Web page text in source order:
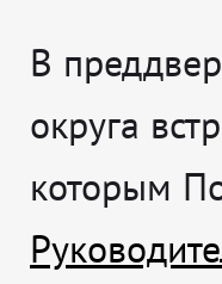
В
округа
которым